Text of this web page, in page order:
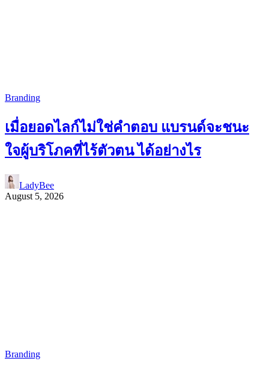
Branding
เมื่อยอดไลก์ไม่ใช่คำตอบ แบรนด์จะชนะ
ใจผู้บริโภคที่ไร้ตัวตน ได้อย่างไร
LadyBee
August 5, 2026
Branding